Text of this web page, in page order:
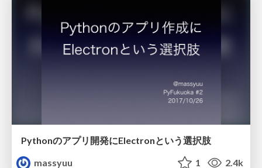
Pythonのアプリ開発にElectronという選択肢
massyuu
1 2.4k